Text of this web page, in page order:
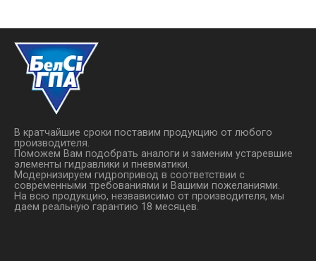
В кратчайшие сроки поставим продукцию от любого
производителя.
Поможем Вам подобрать аналоги и заменим устаревшие
элементы гидравлики и пневматики.
Модернизируем гидропривод в соответствии с
современными требованиями и Вашими пожеланиями.
На всю продукцию, незвависимо от производителя, мы
даем реальную гарантию 18 месяцев.